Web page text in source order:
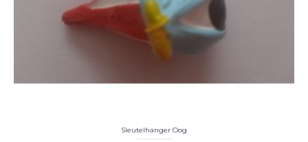
Sleutelhanger Oog